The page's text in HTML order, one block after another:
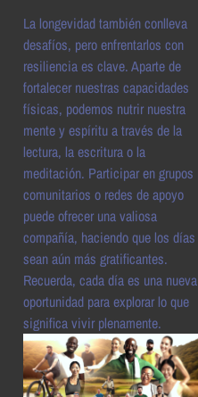
La longevidad también conlleva
desafíos, pero enfrentarlos con
resiliencia es clave. Aparte de
fortalecer nuestras capacidades
físicas, podemos nutrir nuestra
mente y espíritu a través de la
lectura, la escritura o la
meditación. Participar en grupos
comunitarios o redes de apoyo
puede ofrecer una valiosa
compañía, haciendo que los días
sean aún más gratificantes.
Recuerda, cada día es una nueva
oportunidad para explorar lo que
significa vivir plenamente.